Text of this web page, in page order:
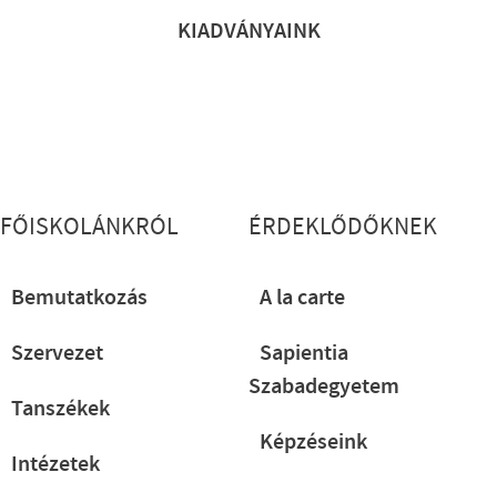
KIADVÁNYAINK
FŐISKOLÁNKRÓL
Bemutatkozás
Szervezet
Tanszékek
Intézetek
ÉRDEKLŐDŐKNEK
A la carte
Sapientia
Szabadegyetem
Képzéseink